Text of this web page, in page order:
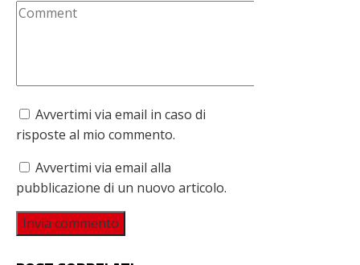
Avvertimi via email in caso di
risposte al mio commento.
Avvertimi via email alla
pubblicazione di un nuovo articolo.